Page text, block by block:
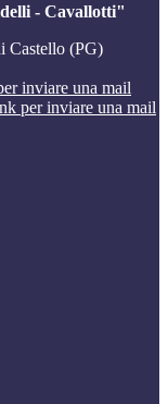
- Cavallotti"
Castello (PG)
inviare una mail
per inviare una mail